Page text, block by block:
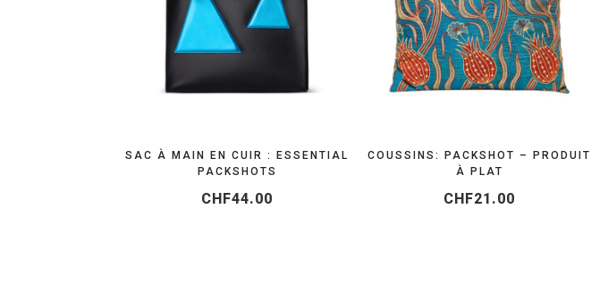
OBTENEZ VOTRE DEVIS EN 24H
SAC À MAIN EN CUIR : ESSENTIAL
PACKSHOTS
CHF44.00
ORGANISEZ VOTRE SHOOTING
COUSSINS: PACKSHOT – PRODUIT
À PLAT
CHF21.00